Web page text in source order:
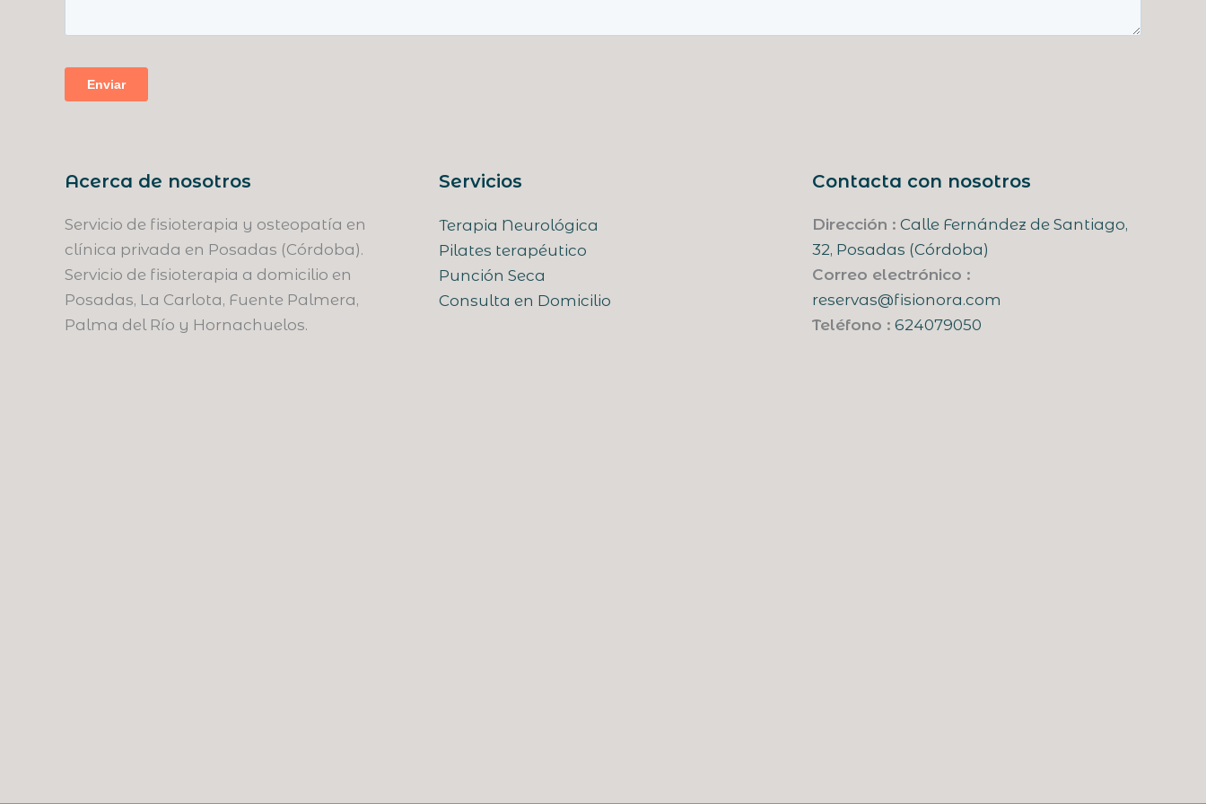
Acerca de nosotros
Servicio de fisioterapia y osteopatía en
clínica privada en Posadas (Córdoba).
Servicio de fisioterapia a domicilio en
Posadas, La Carlota, Fuente Palmera,
Palma del Río y Hornachuelos.
Servicios
Terapia Neurológica
Pilates terapéutico
Punción Seca
Consulta en Domicilio
Contacta con nosotros
Dirección : Calle Fernández de Santiago,
32, Posadas (Córdoba)
Correo electrónico :
reservas@fisionora.com
Teléfono : 624079050